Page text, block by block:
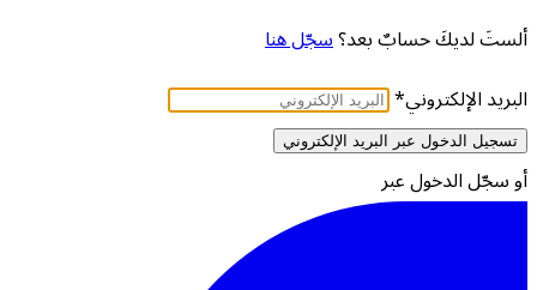
ألستَ لديكَ حسابٌ بعد؟سجّل هنا
البريد الإلكتروني*
تسجيل الدخول عبر البريد الإلكتروني
أو سجّل الدخول عبر